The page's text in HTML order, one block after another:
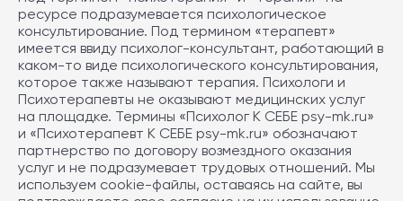
ресурсе подразумевается психологическое
консультирование. Под термином «терапевт»
имеется ввиду психолог-консультант, работающий в
каком-то виде психологического консультирования,
которое также называют терапия. Психологи и
Психотерапевты не оказывают медицинских услуг
на площадке. Термины «Психолог К СЕБЕ psy-mk.ru»
и «Психотерапевт К СЕБЕ psy-mk.ru» обозначают
партнерство по договору возмездного оказания
услуг и не подразумевает трудовых отношений. Мы
используем cookie-файлы, оставаясь на сайте, вы